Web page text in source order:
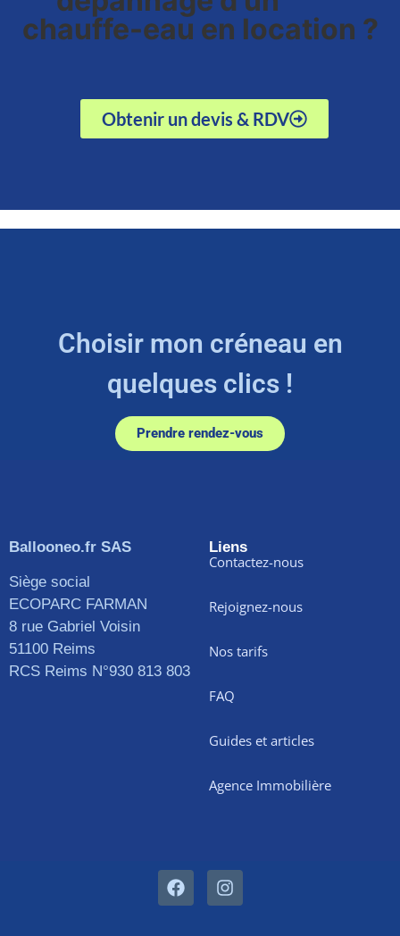
chauffe-eau en location ?
Obtenir un devis & RDV
Choisir mon créneau en
quelques clics !
Prendre rendez-vous
Ballooneo.fr SAS
Siège social
ECOPARC FARMAN
8 rue Gabriel Voisin
51100 Reims
RCS Reims N°930 813 803
Liens
Contactez-nous
Rejoignez-nous
Nos tarifs
FAQ
Guides et articles
Agence Immobilière